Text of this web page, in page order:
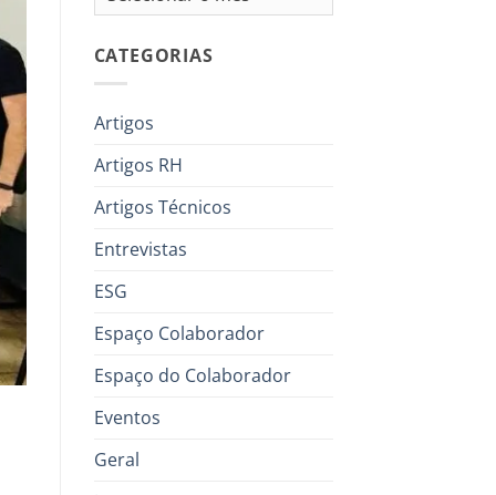
CATEGORIAS
Artigos
Artigos RH
Artigos Técnicos
Entrevistas
ESG
Espaço Colaborador
Espaço do Colaborador
Eventos
Geral